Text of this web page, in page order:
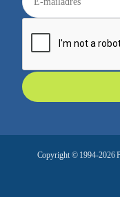
-
a
Copyright © 1994-2026